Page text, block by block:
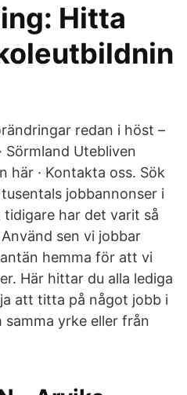
Hitta
redan i höst –
Sörmland Utebliven
här · Kontakta oss. Sök
jobbannonser i
tidigare har det varit så
sen vi jobbar
hemma för att vi
Här hittar du alla lediga
att titta på något jobb i
yrke eller från